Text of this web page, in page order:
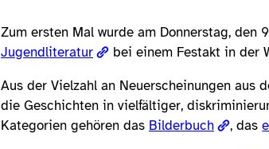
Zum ersten Mal wurde am Donnerstag, den
Jugendliteratur
bei einem Festakt in der
Aus der Vielzahl an Neuerscheinungen aus
die Geschichten in vielfältiger,
Kategorien gehören das Bilderbuch , das